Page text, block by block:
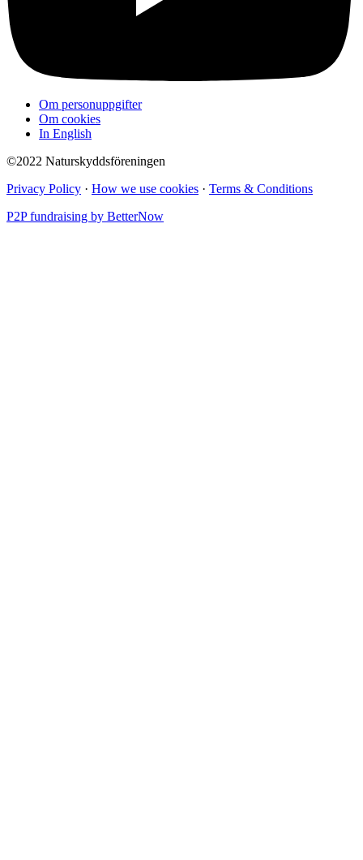
Om personuppgifter
Om cookies
In English
©2022 Naturskyddsföreningen
Privacy Policy · How we use cookies · Terms & Conditions
P2P fundraising by BetterNow